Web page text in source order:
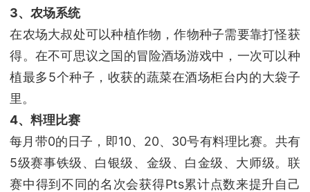
3、农场系统
在农场大叔处可以种植作物，作物种子需要靠打怪获
得。在不可思议之国的冒险酒场游戏中，一次可以种
植最多5个种子，收获的蔬菜在酒场柜台内的大袋子
里。
4、料理比赛
每月带0的日子，即10、20、30号有料理比赛。共有
5级赛事铁级、白银级、金级、白金级、大师级。联
赛中得到不同的名次会获得Pts累计点数来提升自己